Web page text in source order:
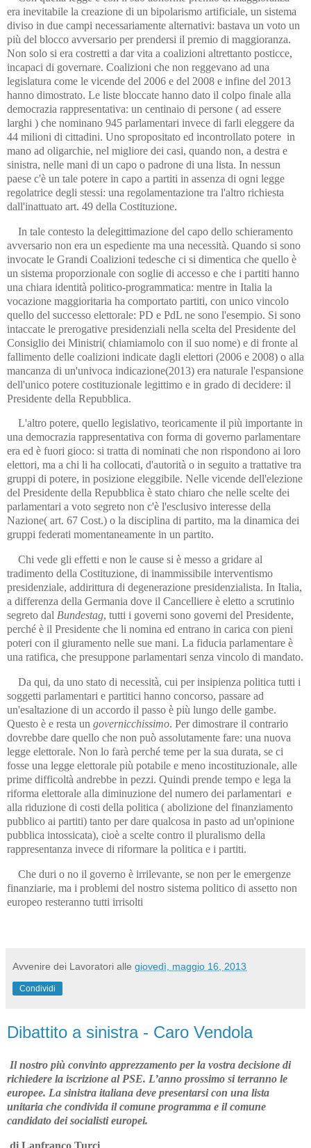
era inevitabile la creazione di un bipolarismo artificiale, un sistema
diviso in due campi necessariamente alternativi: bastava un voto un
più del blocco avversario per prendersi il premio di maggioranza.
Non solo si era costretti a dar vita a coalizioni altrettanto posticce,
incapaci di governare. Coalizioni che non reggevano ad una
legislatura come le vicende del 2006 e del 2008 e infine del 2013
hanno dimostrato. Le liste bloccate hanno dato il colpo finale alla
democrazia rappresentativa: un centinaio di persone ( ad essere
larghi ) che nominano 945 parlamentari invece di farli eleggere da
44 milioni di cittadini. Uno spropositato ed incontrollato potere in
mano ad oligarchie, nel migliore dei casi, quando non, a destra e
sinistra, nelle mani di un capo o padrone di una lista. In nessun
paese c'è un tale potere in capo a partiti in assenza di ogni legge
regolatrice degli stessi: una regolamentazione tra l'altro richiesta
dall'inattuato art. 49 della Costituzione.
In tale contesto la delegittimazione del capo dello schieramento
avversario non era un espediente ma una necessità. Quando si sono
invocate le Grandi Coalizioni tedesche ci si dimentica che quello è
un sistema proporzionale con soglie di accesso e che i partiti hanno
una chiara identità politico-programmatica: mentre in Italia la
vocazione maggioritaria ha comportato partiti, con unico vincolo
quello del successo elettorale: PD e PdL ne sono l'esempio. Si sono
intaccate le prerogative presidenziali nella scelta del Presidente del
Consiglio dei Ministri( chiamiamolo con il suo nome) e di fronte al
fallimento delle coalizioni indicate dagli elettori (2006 e 2008) o alla
mancanza di un'univoca indicazione(2013) era naturale l'espansione
dell'unico potere costituzionale legittimo e in grado di decidere: il
Presidente della Repubblica.
L'altro potere, quello legislativo, teoricamente il più importante in
una democrazia rappresentativa con forma di governo parlamentare
era ed è fuori gioco: si tratta di nominati che non rispondono ai loro
elettori, ma a chi li ha collocati, d'autorità o in seguito a trattative tra
gruppi di potere, in posizione eleggibile. Nelle vicende dell'elezione
del Presidente della Repubblica è stato chiaro che nelle scelte dei
parlamentari a voto segreto non c'è l'esclusivo interesse della
Nazione( art. 67 Cost.) o la disciplina di partito, ma la dinamica dei
gruppi federati momentaneamente in un partito.
Chi vede gli effetti e non le cause si è messo a gridare al
tradimento della Costituzione, di inammissibile interventismo
presidenziale, addirittura di degenerazione presidenzialista. In Italia,
a differenza della Germania dove il Cancelliere è eletto a scrutinio
segreto dal Bundestag, tutti i governi sono governi del Presidente,
perché è il Presidente che li nomina ed entrano in carica con pieni
poteri con il giuramento nelle sue mani. La fiducia parlamentare è
una ratifica, che presuppone parlamentari senza vincolo di mandato.
Da qui, da uno stato di necessità, cui per insipienza politica tutti i
soggetti parlamentari e partitici hanno concorso, passare ad
un'esaltazione di un accordo il passo è più lungo delle gambe.
Questo è e resta un governicchissimo. Per dimostrare il contrario
dovrebbe dare quello che non può assolutamente fare: una nuova
legge elettorale. Non lo farà perché teme per la sua durata, se ci
fosse una legge elettorale più potabile e meno incostituzionale, alle
prime difficoltà andrebbe in pezzi. Quindi prende tempo e lega la
riforma elettorale alla diminuzione del numero dei parlamentari e
alla riduzione di costi della politica ( abolizione del finanziamento
pubblico ai partiti) tanto per dare qualcosa in pasto ad un'opinione
pubblica intossicata), cioè a scelte contro il pluralismo della
rappresentanza invece di riformare la politica e i partiti.
Che duri o no il governo è irrilevante, se non per le emergenze
finanziarie, ma i problemi del nostro sistema politico di assetto non
europeo resteranno tutti irrisolti
Avvenire dei Lavoratori alle giovedì, maggio 16, 2013
Condividi
Dibattito a sinistra - Caro Vendola
Il nostro più convinto apprezzamento per la vostra decisione di
richiedere la iscrizione al PSE. L’anno prossimo si terranno le
europee. La sinistra italiana deve presentarsi con una lista
unitaria che condivida il comune programma e il comune
candidato dei socialisti europei.